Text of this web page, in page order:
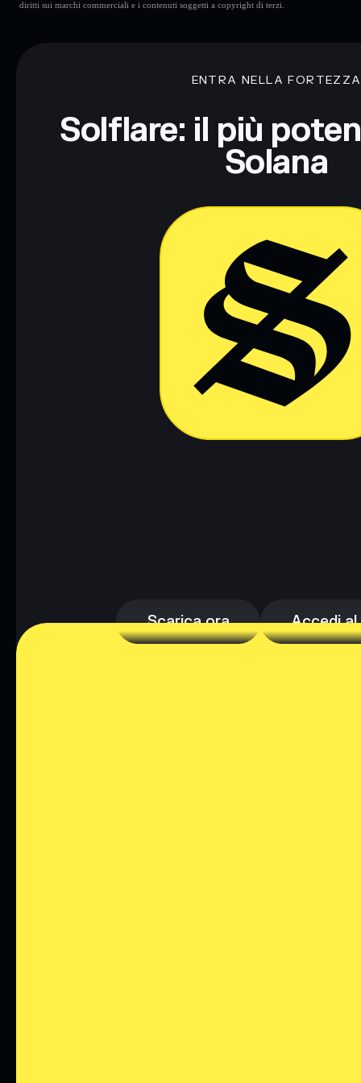
diritti sui marchi commerciali e i contenuti soggetti a copyright di terzi.
ENTRA NELLA FORTEZZA
Solflare: il più
Solana
Scarica ora Accedi